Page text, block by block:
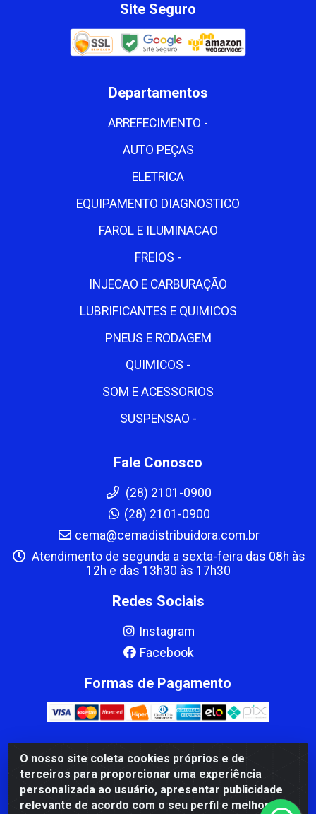
O nosso site coleta cookies próprios e de
terceiros para proporcionar uma experiência
personalizada ao usuário, apresentar publicidade
relevante de acordo com o seu perfil e melhorar a
Site Seguro
Departamentos
ARREFECIMENTO -
AUTO PEÇAS
ELETRICA
EQUIPAMENTO DIAGNOSTICO
FAROL E ILUMINACAO
FREIOS -
INJECAO E CARBURAÇÃO
LUBRIFICANTES E QUIMICOS
PNEUS E RODAGEM
QUIMICOS -
SOM E ACESSORIOS
SUSPENSAO -
Fale Conosco
(28) 2101-0900
(28) 2101-0900
cema@cemadistribuidora.com.br
Atendimento de segunda a sexta-feira das 08h às
12h e das 13h30 às 17h30
Redes Sociais
Instagram
Facebook
Formas de Pagamento
CBP MACEDO COMERCIO PEÇAS LTDA Matriz - av Mauro
Miranda Madureira, 1249 - Coramara , Cachoeiro de
Itapemirim/ES - CEP 29.311-310 - CNPJ 00.502.680/0001-41